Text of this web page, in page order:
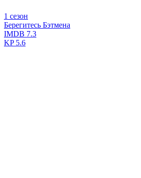
1 сезон
Берегитесь Бэтмена
IMDB 7.3
KP5.6